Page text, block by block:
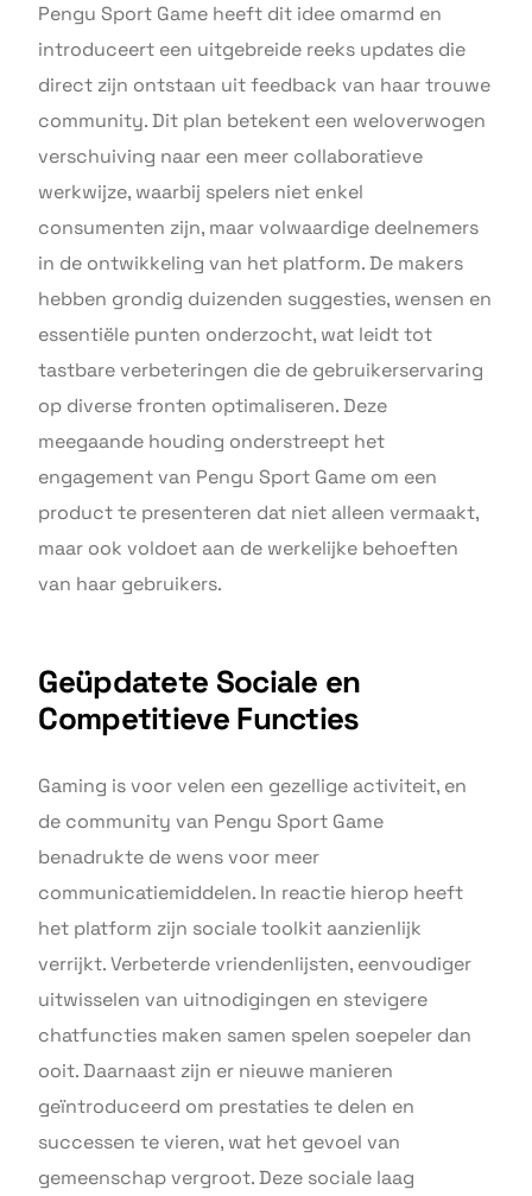
Pengu Sport Game heeft dit idee omarmd en
introduceert een uitgebreide reeks updates die
direct zijn ontstaan uit feedback van haar trouwe
community. Dit plan betekent een weloverwogen
verschuiving naar een meer collaboratieve
werkwijze, waarbij spelers niet enkel
consumenten zijn, maar volwaardige deelnemers
in de ontwikkeling van het platform. De makers
hebben grondig duizenden suggesties, wensen en
essentiële punten onderzocht, wat leidt tot
tastbare verbeteringen die de gebruikerservaring
op diverse fronten optimaliseren. Deze
meegaande houding onderstreept het
engagement van Pengu Sport Game om een
product te presenteren dat niet alleen vermaakt,
maar ook voldoet aan de werkelijke behoeften
van haar gebruikers.
Geüpdatete Sociale en
Competitieve Functies
Gaming is voor velen een gezellige activiteit, en
de community van Pengu Sport Game
benadrukte de wens voor meer
communicatiemiddelen. In reactie hierop heeft
het platform zijn sociale toolkit aanzienlijk
verrijkt. Verbeterde vriendenlijsten, eenvoudiger
uitwisselen van uitnodigingen en stevigere
chatfuncties maken samen spelen soepeler dan
ooit. Daarnaast zijn er nieuwe manieren
geïntroduceerd om prestaties te delen en
successen te vieren, wat het gevoel van
gemeenschap vergroot. Deze sociale laag